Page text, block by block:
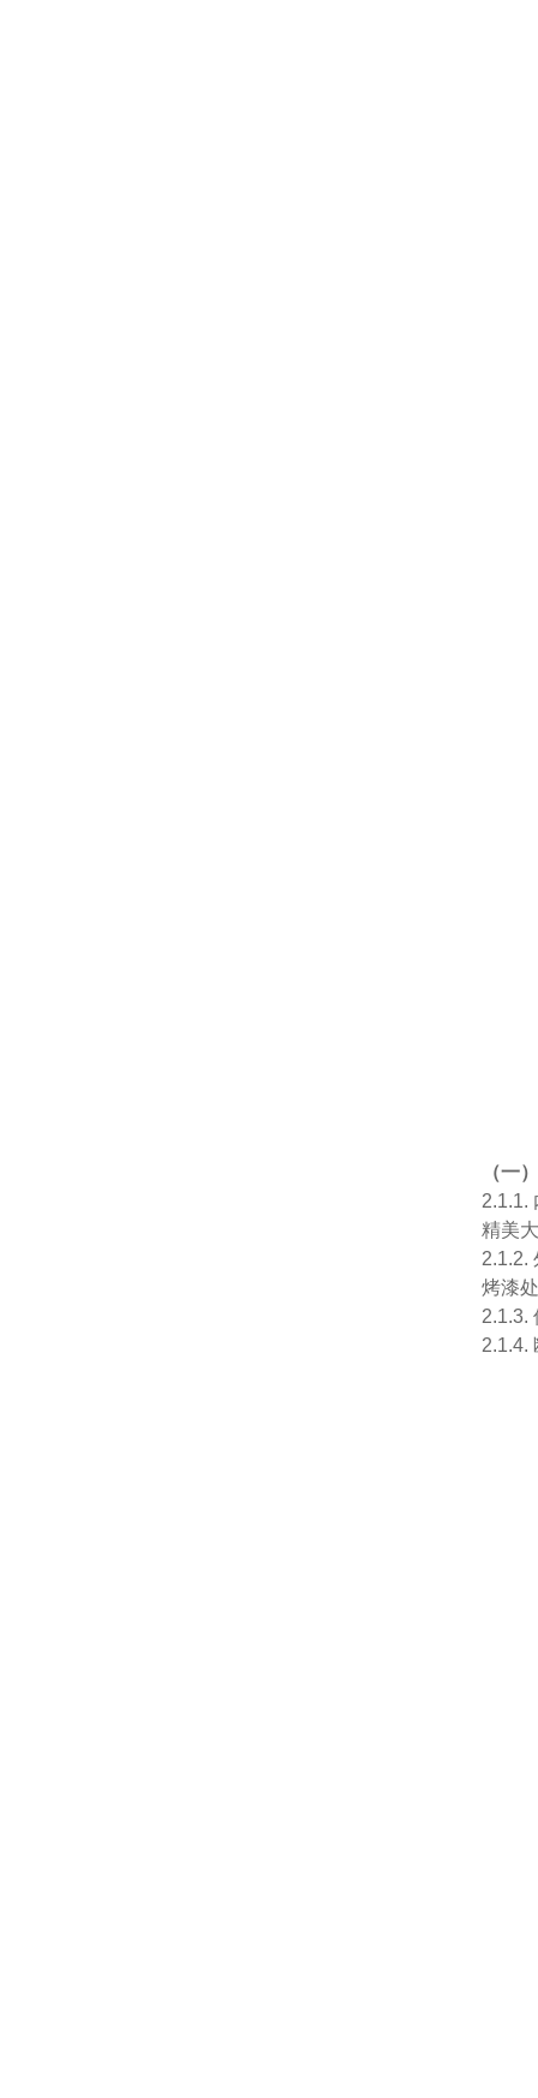
（一
2.1.1.
精美
2.1.2.
烤漆
2.1.3.
2.1.4.